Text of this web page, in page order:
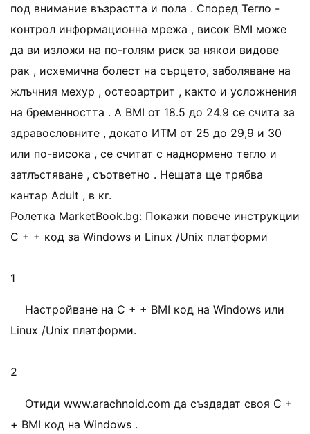
под внимание възрастта и пола . Според Тегло -
контрол информационна мрежа , висок BMI може
да ви изложи на по-голям риск за някои видове
рак , исхемична болест на сърцето, заболяване на
жлъчния мехур , остеоартрит , както и усложнения
на бременността . A BMI от 18.5 до 24.9 се счита за
здравословните , докато ИТМ от 25 до 29,9 и 30
или по-висока , се считат с наднормено тегло и
затлъстяване , съответно . Нещата ще трябва
кантар Adult , в кг.
Ролетка MarketBook.bg: Покажи повече инструкции
C + + код за Windows и Linux /Unix платформи
1
Настройване на C + + BMI код на Windows или
Linux /Unix платформи.
2
Отиди www.arachnoid.com да създадат своя C +
+ BMI код на Windows .